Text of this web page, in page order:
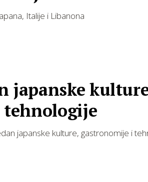
Italije i Libanona
japanske
japanske kulture, gastronomije i